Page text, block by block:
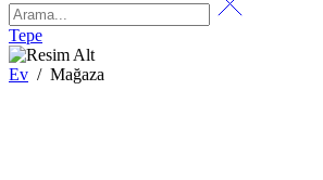
Tepe
Ev / Mağaza